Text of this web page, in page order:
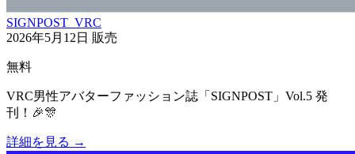
SIGNPOST_VRC
2026年5月12日 販売
無料
VRC男性アバターファッション誌「SIGNPOST」Vol.5 発
刊！🎉🎊
詳細を見る →